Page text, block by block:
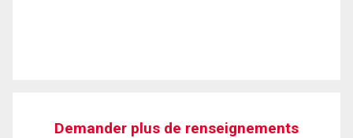
Demander plus de renseignements